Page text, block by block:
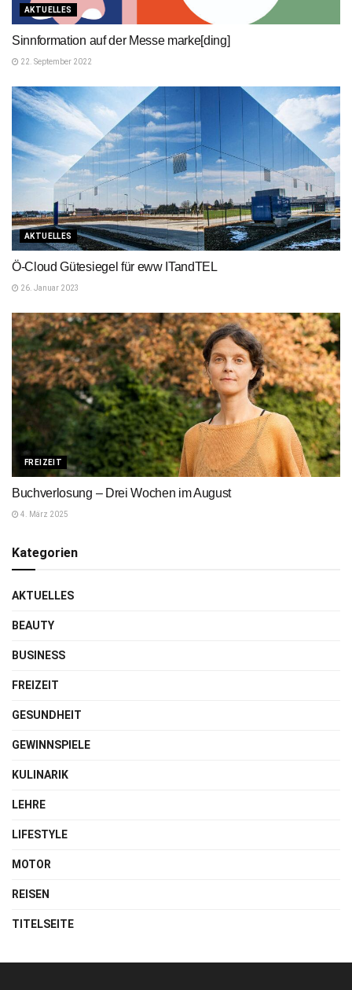
AKTUELLES
Sinnformation auf der Messe marke[ding]
22. September 2022
AKTUELLES
Ö-Cloud Gütesiegel für eww ITandTEL
26. Januar 2023
FREIZEIT
Buchverlosung – Drei Wochen im August
4. März 2025
Kategorien
AKTUELLES
BEAUTY
BUSINESS
FREIZEIT
GESUNDHEIT
GEWINNSPIELE
KULINARIK
LEHRE
LIFESTYLE
MOTOR
REISEN
TITELSEITE